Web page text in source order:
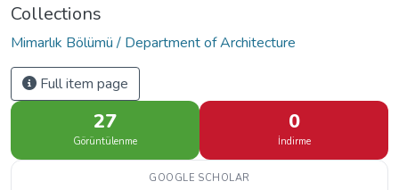
Collections
Mimarlık Bölümü / Department of Architecture
Full item page
27
Görüntülenme
0
İndirme
GOOGLE SCHOLAR